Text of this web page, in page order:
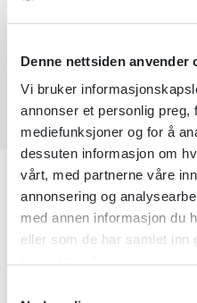
Denne nettsiden anvender
Vi bruker
annonser et personlig preg,
mediefunksjoner og for å
dessuten informasjon om
vårt, med partnerne våre
annonsering og
med annen informasjon du
eller som de har samlet inn
Tilleggsinformasjon
Valør